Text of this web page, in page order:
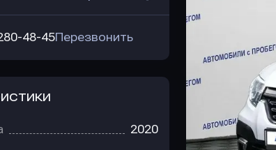
48-45Перезвонить
2020